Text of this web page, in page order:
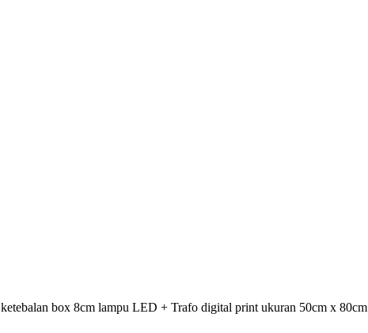
box 8cm lampu LED + Trafo digital print ukuran 50cm x 80cm